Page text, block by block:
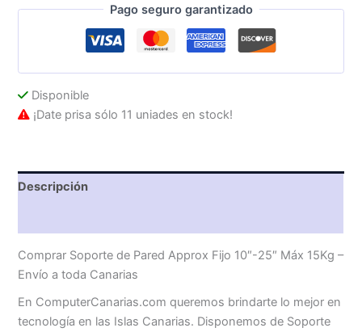
Máx
Pago seguro garantizado
Disponible
¡Date prisa sólo 11 uniades en stock!
Descripción
Comprar Soporte de Pared Approx Fijo 10″-25″ Máx 15Kg –
Envío a toda Canarias
En ComputerCanarias.com queremos brindarte lo mejor en
tecnología en las Islas Canarias. Disponemos de Soporte